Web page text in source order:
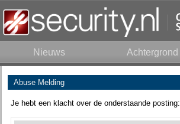
Nieuws Achtergrond
Abuse Melding
Je hebt een klacht over de onderstaande posting: